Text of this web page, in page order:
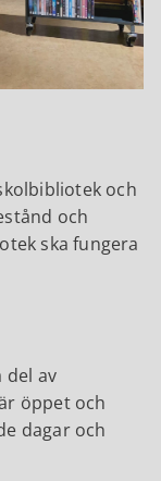
och
och
ska fungera
del av
öppet och
dagar och